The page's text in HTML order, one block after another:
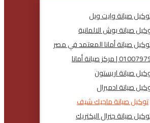
صيانة وايت ويل
صيانة بوش الالمانية
صيانة أمانا المعتمد في مصر
| مركز صيانة أمانا
صيانة اريستون
صيانة ادميرال
توكيل صيانة ماجيك شيف
صيانة جنرال اليكتريك